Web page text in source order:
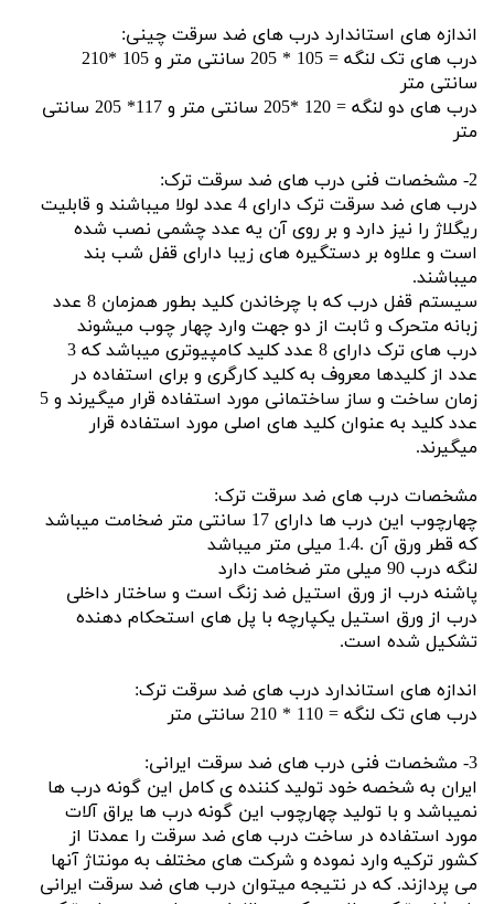
اندازه های استاندارد درب های ضد سرقت چینی:
درب های تک لنگه = 105 * 205 سانتی متر و 105 *210
سانتی متر
درب های دو لنگه = 120 *205 سانتی متر و 117* 205 سانتی
متر
2- مشخصات فنی درب های ضد سرقت ترک:
درب های ضد سرقت ترک دارای 4 عدد لولا میباشند و قابلیت
ریگلاژ را نیز دارد و بر روی آن یه عدد چشمی نصب شده
است و علاوه بر دستگیره های زیبا دارای قفل شب بند
میباشند.
سیستم قفل درب که با چرخاندن کلید بطور همزمان 8 عدد
زبانه متحرک و ثابت از دو جهت وارد چهار چوب میشوند
درب های ترک دارای 8 عدد کلید کامپیوتری میباشد که 3
عدد از کلیدها معروف به کلید کارگری و برای استفاده در
زمان ساخت و ساز ساختمانی مورد استفاده قرار میگیرند و 5
عدد کلید به عنوان کلید های اصلی مورد استفاده قرار
میگیرند.
مشخصات درب های ضد سرقت ترک:
چهارچوب این درب ها دارای 17 سانتی متر ضخامت میباشد
که قطر ورق آن .1.4 میلی متر میباشد
لنگه درب 90 میلی متر ضخامت دارد
پاشنه درب از ورق استیل ضد زنگ است و ساختار داخلی
درب از ورق استیل یکپارچه با پل های استحکام دهنده
تشکیل شده است.
اندازه های استاندارد درب های ضد سرقت ترک:
درب های تک لنگه = 110 * 210 سانتی متر
3- مشخصات فنی درب های ضد سرقت ایرانی:
ایران به شخصه خود تولید کننده ی کامل این گونه درب ها
نمیباشد و با تولید چهارچوب این گونه درب ها یراق آلات
مورد استفاده در ساخت درب های ضد سرقت را عمدتا از
کشور ترکیه وارد نموده و شرکت های مختلف به مونتاژ آنها
می پردازند. که در نتیجه میتوان درب های ضد سرقت ایرانی